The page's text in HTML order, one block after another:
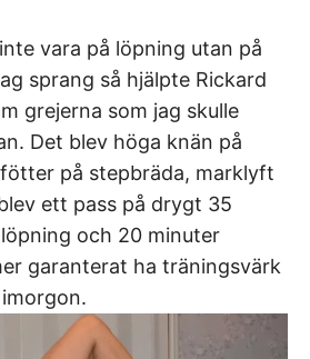
vara på löpning utan på
sprang så hjälpte Rickard
grejerna som jag skulle
Det blev höga knän på
på stepbräda, marklyft
ett pass på drygt 35
och 20 minuter
garanterat ha träningsvärk